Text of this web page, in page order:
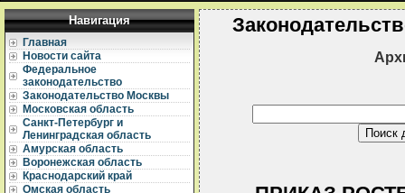
Навигация
Главная
Новости сайта
Федеральное
законодательство
Законодательство Москвы
Московская область
Санкт-Петербург и
Ленинградская область
Амурская область
Воронежская область
Краснодарский край
Омская область